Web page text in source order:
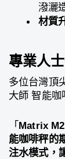
潑灑
材質
專業人
多位台灣頂
大師 智能咖
「Matrix
能咖啡秤的
注水模式，